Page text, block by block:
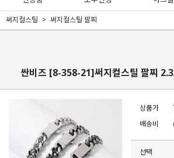
써지컬스틸 써지컬스틸 팔찌
싼비즈 [8-358-21]써지컬스틸 팔찌
상품가
배송비
선택